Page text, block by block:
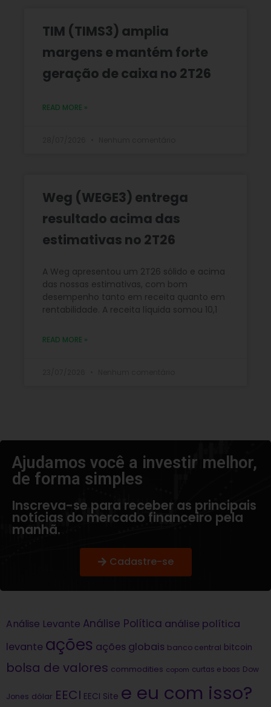
TIM (TIMS3) amplia
margens e mantém forte
geração de caixa no 2T26
READ MORE »
Weg (WEGE3) entrega
resultado acima das
estimativas no 2T26
A Weg apresentou um 2T26 sólido e acima
das nossas estimativas, com bom
desempenho tanto em receita quanto em
rentabilidade. A receita líquida somou 10,1
READ MORE »
Ajudamos você a investir melhor,
de forma simples​
Inscreva-se para receber as principais
notícias do mercado financeiro pela
manhã.
Cadastre-se
Análise Levante Análise Política análise política
levante ações ações globais banco central bitcoin
bolsa de valores commodities copom curtas e boas Dow
Jones dólar EECI EECI Site e eu com isso?